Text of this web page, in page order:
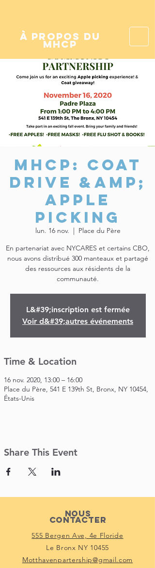
à propos du
mhcp
MHCP: Coat
Drive &amp;
Apple
Picking
lun. 16 nov.
  |
Place du Père
En partenariat avec NYCARES et certains CBO,
nous avons distribué 300 manteaux et partagé
des ressources aux résidents de la
communauté.
L&#39;inscription est fermée
Voir d&#39;autres événements
Time & Location
16 nov. 2020, 13:00 – 16:00
Place du Père, 541 E 139th St, Bronx, NY 10454,
États-Unis
Share This Event
Nous
contacter
555 Bergen Ave, 4e Floride
Le Bronx NY 10455
Motthavenpartership@gmail.com